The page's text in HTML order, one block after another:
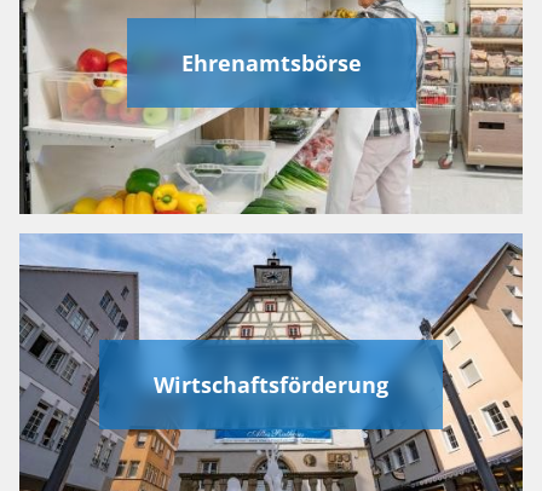
Ehrenamtsbörse
Wirtschaftsförderung